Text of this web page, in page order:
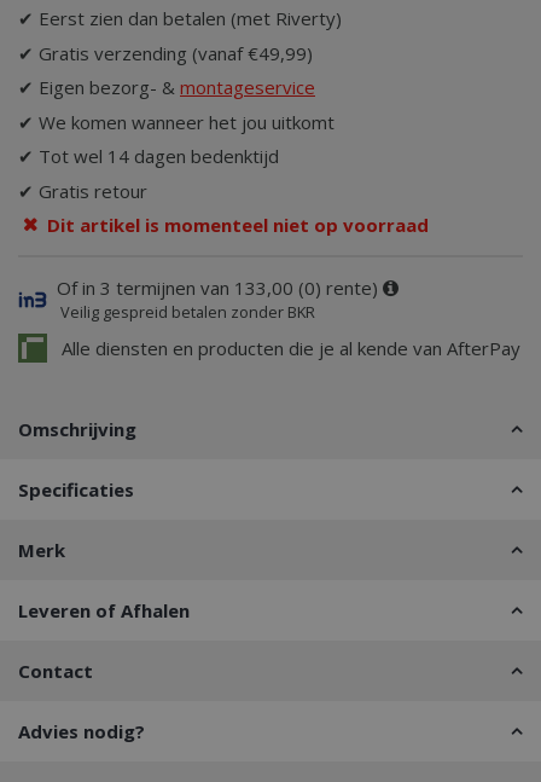
✔ Eerst zien dan betalen (met Riverty)
✔ Gratis verzending (vanaf €49,99)
✔ Eigen bezorg- & montageservice
✔ We komen wanneer het jou uitkomt
✔ Tot wel 14 dagen bedenktijd
✔ Gratis retour
Dit artikel is momenteel niet op voorraad
Of in 3 termijnen van 133,00 (0) rente)
Veilig gespreid betalen zonder BKR
Alle diensten en producten die je al kende van AfterPay
Omschrijving
Specificaties
Merk
Leveren of Afhalen
Contact
Advies nodig?